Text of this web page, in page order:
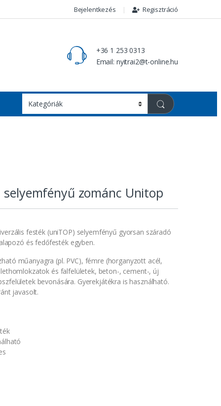
Bejelentkezés Regisztráció
+36 1 253 0313
Email: nyitrai2@t-online.hu
zománc Unitop
festék (uniTOP) selyemfényű gyorsan száradó
és fedőfesték egyben.
műanyagra (pl. PVC), fémre (horganyzott acél,
és falfelületek, beton-, cement-, új
bevonására. Gyerekjátékra is használható.
javasolt.